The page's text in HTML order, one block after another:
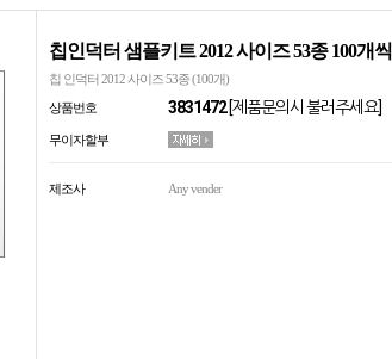
칩인덕터 샘플키트 2012 사이즈 53종 100개씩
칩 인덕터 2012 사이즈 53종 (100개)
상품번호
3831472[제품문의시 불러주세요]
무이자할부
제조사 Any vender